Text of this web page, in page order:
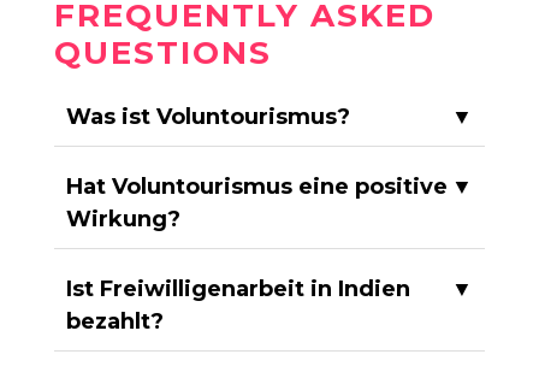
FREQUENTLY ASKED
QUESTIONS
Was ist Voluntourismus? ▼
Hat Voluntourismus eine positive
Wirkung?
▼
Ist Freiwilligenarbeit in Indien
bezahlt?
▼